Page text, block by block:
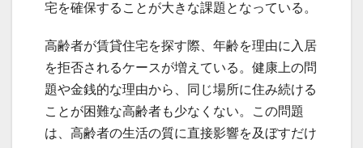
宅を確保することが大きな課題となっている。
高齢者が賃貸住宅を探す際、年齢を理由に入居
を拒否されるケースが増えている。健康上の問
題や金銭的な理由から、同じ場所に住み続ける
ことが困難な高齢者も少なくない。この問題
は、高齢者の生活の質に直接影響を及ぼすだけ